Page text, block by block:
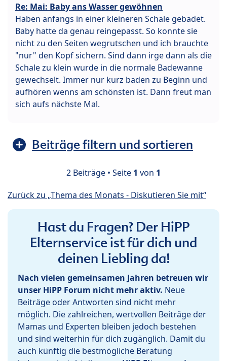
Re: Mai: Baby ans Wasser gewöhnen
Haben anfangs in einer kleineren Schale gebadet.
Baby hatte da genau reingepasst. So konnte sie
nicht zu den Seiten wegrutschen und ich brauchte
"nur" den Kopf sichern. Sind dann irge dann als die
Schale zu klein wurde in die normale Badewanne
gewechselt. Immer nur kurz baden zu Beginn und
aufhören wenns am schönsten ist. Dann freut man
sich aufs nächste Mal.
Beiträge filtern und sortieren
2 Beiträge • Seite 1 von 1
Zurück zu „Thema des Monats - Diskutieren Sie mit“
Hast du Fragen? Der HiPP
Elternservice ist für dich und
deinen Liebling da!
Nach vielen gemeinsamen Jahren betreuen wir
unser HiPP Forum nicht mehr aktiv. Neue
Beiträge oder Antworten sind nicht mehr
möglich. Die zahlreichen, wertvollen Beiträge der
Mamas und Experten bleiben jedoch bestehen
und sind weiterhin für dich zugänglich. Damit du
auch künftig die bestmögliche Beratung